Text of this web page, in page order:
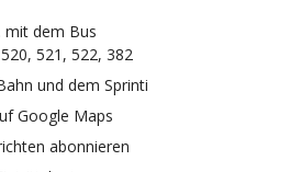
mit dem Bus
521, 522, 382
und dem Sprinti
Google Maps
abonnieren